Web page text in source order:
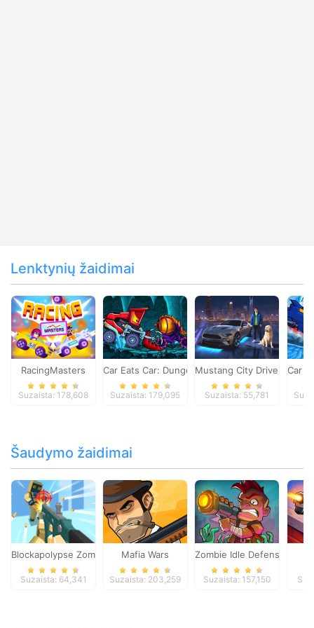
Lenktynių žaidimai
RacingMasters
Suzaista: 178,608
Car Eats Car: Dungeon Adventure
Suzaista: 179,095
Mustang City Driver
Suzaista: 55,781
Car
Šaudymo žaidimai
Blockapolypse Zombie Shooter
Suzaista: 64,341
Mafia Wars
Suzaista: 203,259
Zombie Idle Defense
Suzaista: 157,150